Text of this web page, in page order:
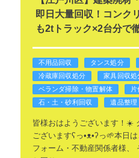
即日大量回収！コンク
も2tトラック×2台分で
不用品回収 タンス処分
冷蔵庫回収処分
家具回収処
ベランダ掃除・物置解体
石・土・砂利回収
遺品整理
​皆様おはようございます！☀️
ございますʕ⁠っ⁠•⁠ᴥ⁠•⁠ʔ⁠っ🌱本日
フォーム・不動産関係者様、